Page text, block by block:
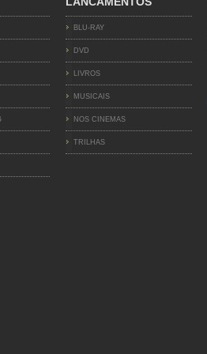
BLU-RAY
DVD
LIVROS
MUSICAIS
NOS CINEMAS
TRILHAS